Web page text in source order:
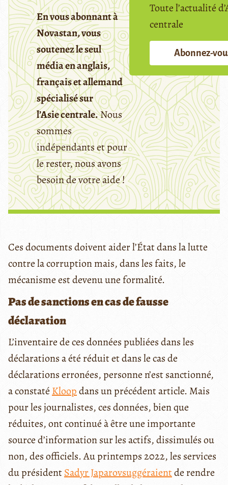
En vous abonnant à
Novastan, vous
soutenez le seul
média en anglais,
français et allemand
spécialisé sur
l’Asie centrale.Nous
sommes
indépendants et pour
le rester, nous avons
besoin de votre aide !
Toute l’actualité
centrale
Abonnez-
Ces documents doivent aider l’État dans la lutte
contre la corruption mais, dans les faits, le
mécanisme est devenu une formalité.
Pas de sanctions en cas de fausse
déclaration
L’inventaire de ces données publiées dans les
déclarations a été réduit et dans le cas de
déclarations erronées, personne n’est sanctionné,
a constaté Kloopdans un précédent article. Mais
pour les journalistes, ces données, bien que
réduites, ont continué à être une importante
source d’information sur les actifs, dissimulés ou
non, des officiels. Au printemps 2022, les services
du présidentSadyr Japarovsuggéraientde rendre